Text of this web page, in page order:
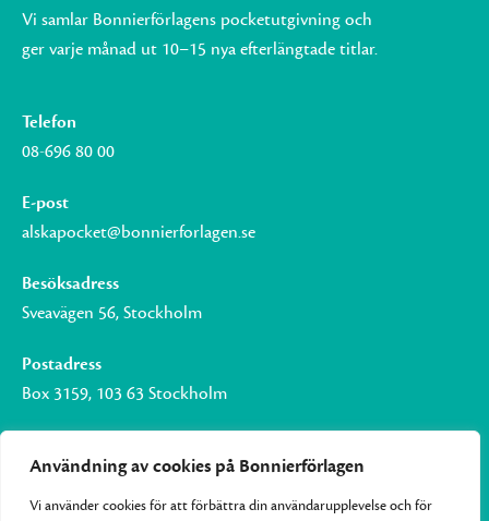
Användning av cookies på Bonnierförlagen
Vi använder cookies för att förbättra din användarupplevelse och för
Vi samlar Bonnierförlagens pocketutgivning och
ger varje månad ut 10–15 nya efterlängtade titlar.
Telefon
08-696 80 00
E-post
alskapocket@bonnierforlagen.se
Besöksadress
Sveavägen 56, Stockholm
Postadress
Box 3159, 103 63 Stockholm
Om Bonnierförlagen